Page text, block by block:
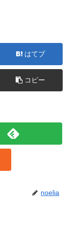
はてブ
コピー
noelia